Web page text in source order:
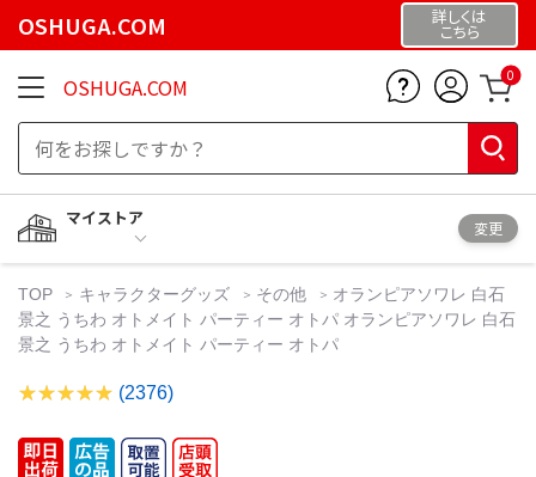
OSHUGA.COM 詳しくは
こちら
OSHUGA.COM 0
マイストア
変更
TOP キャラクターグッズ その他
オランピアソワレ 白石
景之 うちわ オトメイト パーティー オトパ オランピアソワレ 白石
景之 うちわ オトメイト パーティー オトパ
(2376)